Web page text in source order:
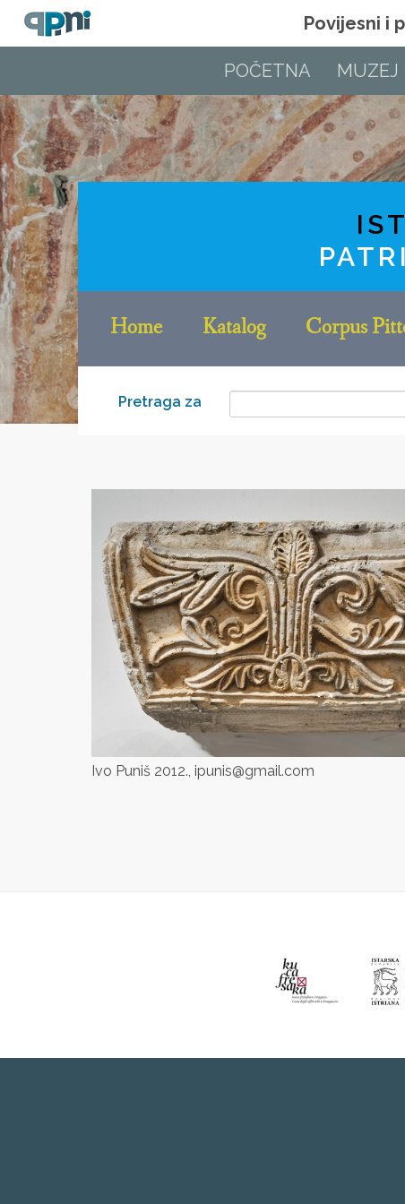
Povijesni i
POČETNA MUZEJ
Home Katalog Corpus
Pretraga za
Ivo Puniš 2012., ipunis@gmail.com